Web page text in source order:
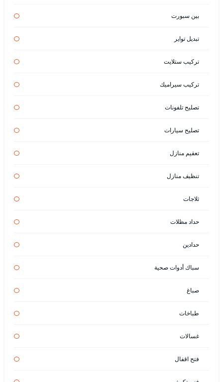
بين سبورت
تبديل تواير
تركيب ستلايت
تركيب سيراميك
تصليح تلفونات
تصليح سيارات
تعقيم منازل
تنظيف منازل
ثلاجات
حداد مظلات
حدادين
سباك أدوات صحية
صباغ
طباخات
غسالات
فتح اقفال